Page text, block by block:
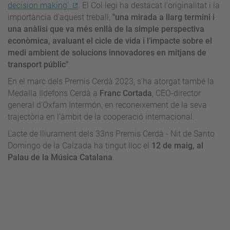
decision making'
. El Col·legi ha destacat l'originalitat i la
importància d'aquest treball, "una mirada a llarg termini i
una anàlisi que va més enllà de la simple perspectiva
econòmica, avaluant el cicle de vida i l’impacte sobre el
medi ambient de solucions innovadores en mitjans de
transport públic".
En el marc dels Premis Cerdà 2023, s'ha atorgat també la
Medalla Ildefons Cerdà a Franc Cortada, CEO-director
general d’Oxfam Intermón, en reconeixement de la seva
trajectòria en l’àmbit de la cooperació internacional.
L'acte de lliurament dels 33ns Premis Cerdà - Nit de Santo
Domingo de la Calzada ha tingut lloc el 12 de maig, al
Palau de la Música Catalana.